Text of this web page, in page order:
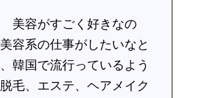
美容がすごく好きなの
容系の仕事がしたいなと
韓国で流行っているよう
毛、エステ、ヘアメイク